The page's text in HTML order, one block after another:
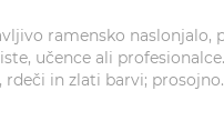
ramensko naslonjalo,
učence ali
in zlati barvi; prosojno.